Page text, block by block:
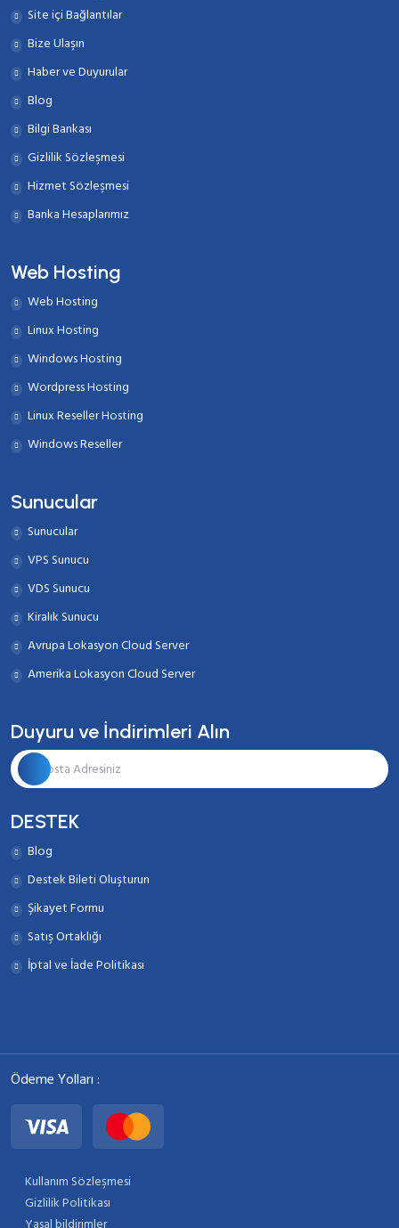
Site içi Bağlantılar
Bize Ulaşın
Haber ve Duyurular
Blog
Bilgi Bankası
Gizlilik Sözleşmesi
Hizmet Sözleşmesi
Banka Hesaplarımız
Web Hosting
Web Hosting
Linux Hosting
Windows Hosting
Wordpress Hosting
Linux Reseller Hosting
Windows Reseller
Sunucular
Sunucular
VPS Sunucu
VDS Sunucu
Kiralık Sunucu
Avrupa Lokasyon Cloud Server
Amerika Lokasyon Cloud Server
Duyuru ve İndirimleri Alın
DESTEK
Blog
Destek Bileti Oluşturun
Şikayet Formu
Satış Ortaklığı
İptal ve İade Politikası
Ödeme Yolları :
Kullanım Sözleşmesi
Gizlilik Politikası